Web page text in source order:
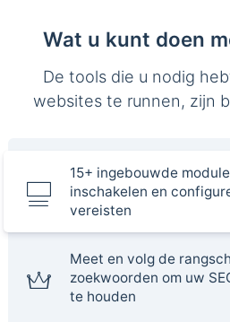
Wat u kunt doen
De tools die u nodig
websites te runnen, zijn
15+ ingebouwde
inschakelen en
vereisten
Meet en volg de
zoekwoorden om uw
te houden